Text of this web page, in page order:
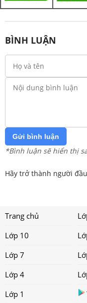
BÌNH LUẬN
Gửi bình luận
*Bình luận sẽ hiển thị
Hãy trở thành người
Trang chủ
Lớp 10
Lớp 7
Lớp 4
Lớp 1